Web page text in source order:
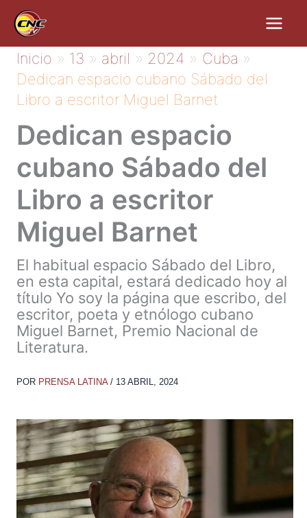
contenido
Inicio 13 abril 2024
Cuba
Dedican espacio cubano Sábado del
Libro a escritor Miguel Barnet
Dedican espacio
cubano Sábado del
Libro a escritor
Miguel Barnet
El habitual espacio Sábado del Libro,
en esta capital, estará dedicado hoy al
título Yo soy la página que escribo, del
escritor, poeta y etnólogo cubano
Miguel Barnet, Premio Nacional de
Literatura.
POR PRENSA LATINA / 13 ABRIL, 2024